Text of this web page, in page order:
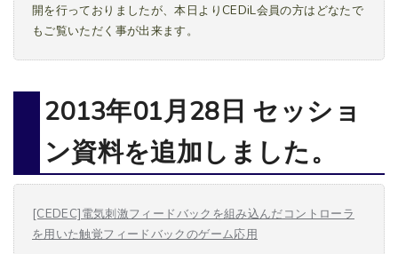
開を行っておりましたが、本日よりCEDiL会員の方はどなたで
もご覧いただく事が出来ます。
2013年01月28日 セッショ
ン資料を追加しました。
[CEDEC]電気刺激フィードバックを組み込んだコントローラ
を用いた触覚フィードバックのゲーム応用